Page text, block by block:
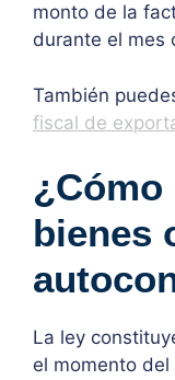
monto de la
durante el mes
También
fiscal de
¿Cómo
bienes
La ley
el momento